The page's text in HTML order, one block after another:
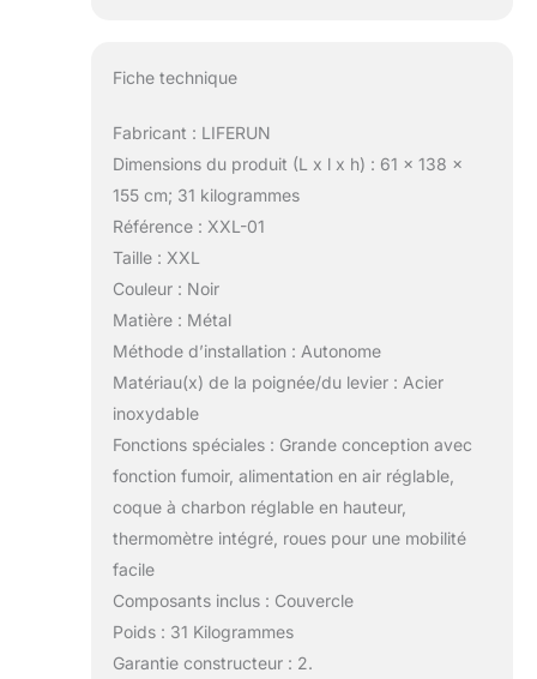
Fiche technique
Fabricant : LIFERUN
Dimensions du produit (L x l x h) : 61 x 138 x
155 cm; 31 kilogrammes
Référence : XXL-01
Taille : XXL
Couleur : Noir
Matière : Métal
Méthode d’installation : Autonome
Matériau(x) de la poignée/du levier : Acier
inoxydable
Fonctions spéciales : Grande conception avec
fonction fumoir, alimentation en air réglable,
coque à charbon réglable en hauteur,
thermomètre intégré, roues pour une mobilité
facile
Composants inclus : Couvercle
Poids : 31 Kilogrammes
Garantie constructeur : 2.